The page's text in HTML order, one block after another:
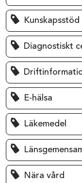
Kunskapsstöd
Diagnostiskt
E-hälsa
Läkemedel
Nära vård